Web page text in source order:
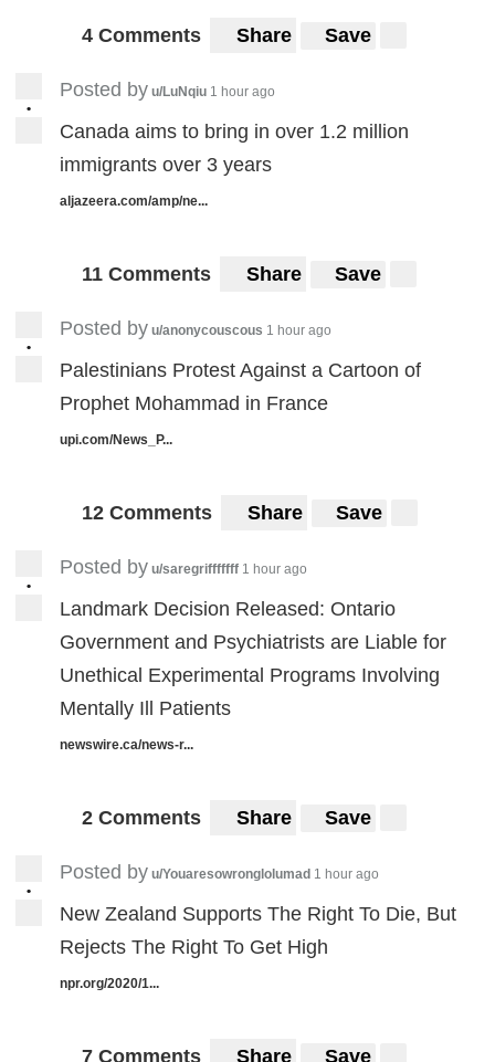
4 Comments Share Save
•
Posted by u/LuNqiu 1 hour ago
Canada aims to bring in over 1.2 million
immigrants over 3 years
aljazeera.com/amp/ne...
11 Comments Share Save
•
Posted by u/anonycouscous 1 hour ago
Palestinians Protest Against a Cartoon of
Prophet Mohammad in France
upi.com/News_P...
12 Comments Share Save
•
Posted by u/saregrifffffff 1 hour ago
Landmark Decision Released: Ontario
Government and Psychiatrists are Liable for
Unethical Experimental Programs Involving
Mentally Ill Patients
newswire.ca/news-r...
2 Comments Share Save
•
Posted by u/Youaresowronglolumad 1 hour ago
New Zealand Supports The Right To Die, But
Rejects The Right To Get High
npr.org/2020/1...
7 Comments Share Save